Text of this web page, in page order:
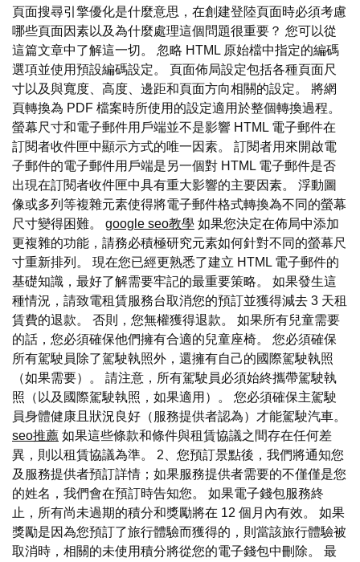
頁面搜尋引擎優化是什麼意思，在創建登陸頁面時必須考慮
哪些頁面因素以及為什麼處理這個問題很重要？ 您可以從
這篇文章中了解這一切。 忽略 HTML 原始檔中指定的編碼
選項並使用預設編碼設定。 頁面佈局設定包括各種頁面尺
寸以及與寬度、高度、邊距和頁面方向相關的設定。 將網
頁轉換為 PDF 檔案時所使用的設定適用於整個轉換過程。
螢幕尺寸和電子郵件用戶端並不是影響 HTML 電子郵件在
訂閱者收件匣中顯示方式的唯一因素。 訂閱者用來開啟電
子郵件的電子郵件用戶端是另一個對 HTML 電子郵件是否
出現在訂閱者收件匣中具有重大影響的主要因素。 浮動圖
像或多列等複雜元素使得將電子郵件格式轉換為不同的螢幕
尺寸變得困難。 google seo教學 如果您決定在佈局中添加
更複雜的功能，請務必積極研究元素如何針對不同的螢幕尺
寸重新排列。 現在您已經更熟悉了建立 HTML 電子郵件的
基礎知識，最好了解需要牢記的最重要策略。 如果發生這
種情況，請致電租賃服務台取消您的預訂並獲得減去 3 天租
賃費的退款。 否則，您無權獲得退款。 如果所有兒童需要
的話，您必須確保他們擁有合適的兒童座椅。 您必須確保
所有駕駛員除了駕駛執照外，還擁有自己的國際駕駛執照
（如果需要）。 請注意，所有駕駛員必須始終攜帶駕駛執
照（以及國際駕駛執照，如果適用）。 您必須確保主駕駛
員身體健康且狀況良好（服務提供者認為）才能駕駛汽車。
seo推薦 如果這些條款和條件與租賃協議之間存在任何差
異，則以租賃協議為準。 2、您預訂景點後，我們將通知您
及服務提供者預訂詳情；如果服務提供者需要的不僅僅是您
的姓名，我們會在預訂時告知您。 如果電子錢包服務終
止，所有尚未過期的積分和獎勵將在 12 個月內有效。 如果
獎勵是因為您預訂了旅行體驗而獲得的，則當該旅行體驗被
取消時，相關的未使用積分將從您的電子錢包中刪除。 最